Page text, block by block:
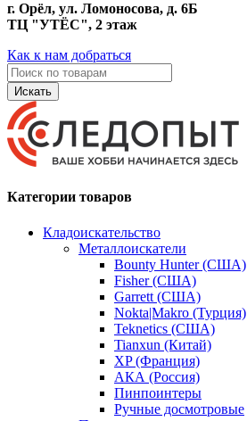
г. Орёл, ул. Ломоносова, д. 6Б
ТЦ "УТЁС", 2 этаж
Как к нам добраться
Искать
Категории товаров
Кладоискательство
Металлоискатели
Bounty Hunter (США)
Fisher (США)
Garrett (США)
Nokta|Makro (Турция)
Teknetics (США)
Tianxun (Китай)
XP (Франция)
АКА (Россия)
Пинпоинтеры
Ручные досмотровые